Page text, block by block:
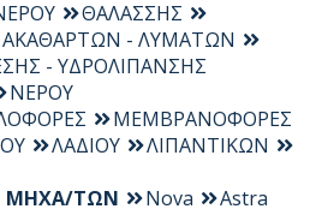
ΘΑΛΑΣΣΗΣ
ΑΚΑΘΑΡΤΩΝ - ΛΥΜΑΤΩΝ
- ΥΔΡΟΛΙΠΑΝΣΗΣ
ΝΕΡΟΥ
ΜΕΜΒΡΑΝΟΦΟΡΕΣ
ΛΑΔΙΟΥ
ΛΙΠΑΝΤΙΚΩΝ
ΜΗΧΑ/ΤΩΝ
Nova
Astra